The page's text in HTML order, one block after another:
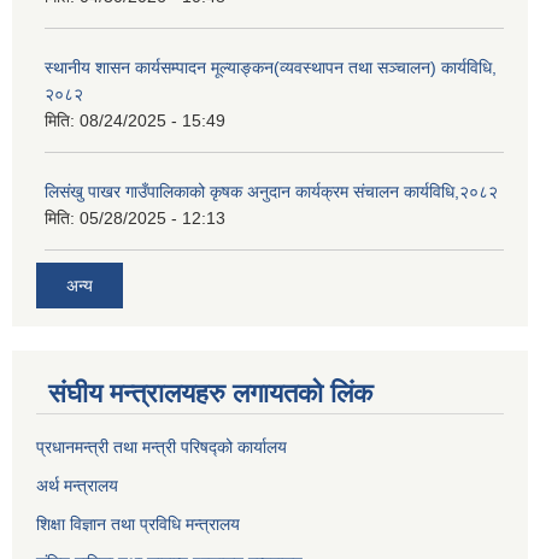
स्थानीय शासन कार्यसम्पादन मूल्याङ्कन(व्यवस्थापन तथा सञ्चालन) कार्यविधि,
२०८२
मिति: 08/24/2025 - 15:49
लिसंखु पाखर गाउँपालिकाको कृषक अनुदान कार्यक्रम संचालन कार्यविधि,२०८२
मिति: 05/28/2025 - 12:13
अन्य
संघीय मन्त्रालयहरु लगायतको लिंक
प्रधानमन्त्री तथा मन्त्री परिषद्को कार्यालय
अर्थ मन्त्रालय
शिक्षा विज्ञान तथा प्रविधि मन्त्रालय